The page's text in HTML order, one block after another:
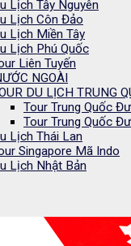
Lịch Tây Nguyên
Lịch Côn Đảo
Lịch Miền Tây
Lịch Phú Quốc
Liên Tuyến
NGOÀI
DU LỊCH TRUNG
Tour Trung Quốc
Tour Trung Quốc
Lịch Thái Lan
Singapore Mã Indo
Lịch Nhật Bản